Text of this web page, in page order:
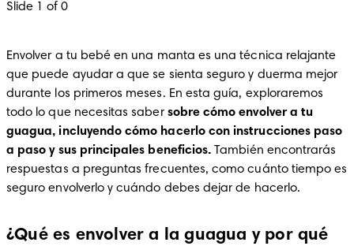
Slide 1 of 0
Envolver a tu bebé en una manta es una técnica relajante
que puede ayudar a que se sienta seguro y duerma mejor
durante los primeros meses. En esta guía, exploraremos
todo lo que necesitas saber sobre cómo envolver a tu
guagua, incluyendo cómo hacerlo con instrucciones paso
a paso y sus principales beneficios. También encontrarás
respuestas a preguntas frecuentes, como cuánto tiempo es
seguro envolverlo y cuándo debes dejar de hacerlo.
¿Qué es envolver a la guagua y por qué